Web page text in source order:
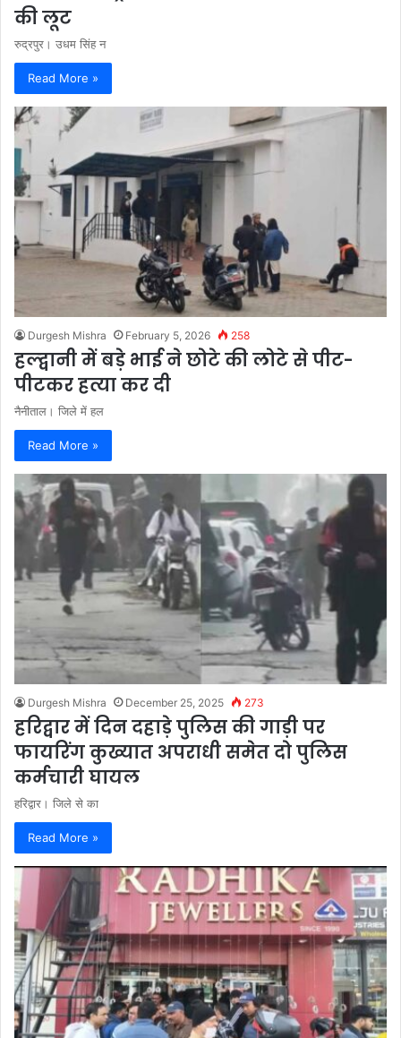
की लूट
रुद्रपुर। उधम सिंह न
Read More »
Durgesh Mishra February 5, 2026 258
हल्द्वानी में बड़े भाई ने छोटे की लोटे से पीट-
पीटकर हत्या कर दी
नैनीताल। जिले में हल
Read More »
Durgesh Mishra December 25, 2025 273
हरिद्वार में दिन दहाड़े पुलिस की गाड़ी पर
फायरिंग कुख्यात अपराधी समेत दो पुलिस
कर्मचारी घायल
हरिद्वार। जिले से का
Read More »